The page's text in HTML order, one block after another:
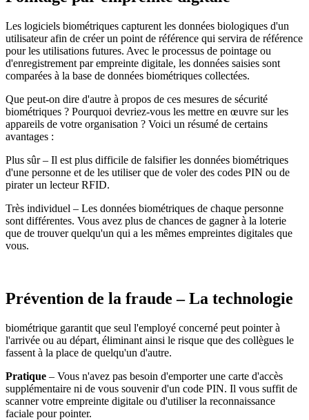
Les logiciels biométriques capturent les données biologiques d'un
utilisateur afin de créer un point de référence qui servira de référence
pour les utilisations futures. Avec le processus de pointage ou
d'enregistrement par empreinte digitale, les données saisies sont
comparées à la base de données biométriques collectées.
Que peut-on dire d'autre à propos de ces mesures de sécurité
biométriques ? Pourquoi devriez-vous les mettre en œuvre sur les
appareils de votre organisation ? Voici un résumé de certains
avantages :
Plus sûr – Il est plus difficile de falsifier les données biométriques
d'une personne et de les utiliser que de voler des codes PIN ou de
pirater un lecteur RFID.
Très individuel – Les données biométriques de chaque personne
sont différentes. Vous avez plus de chances de gagner à la loterie
que de trouver quelqu'un qui a les mêmes empreintes digitales que
vous.
Prévention de la fraude – La technologie
biométrique garantit que seul l'employé concerné peut pointer à
l'arrivée ou au départ, éliminant ainsi le risque que des collègues le
fassent à la place de quelqu'un d'autre.
Pratique – Vous n'avez pas besoin d'emporter une carte d'accès
supplémentaire ni de vous souvenir d'un code PIN. Il vous suffit de
scanner votre empreinte digitale ou d'utiliser la reconnaissance
faciale pour pointer.